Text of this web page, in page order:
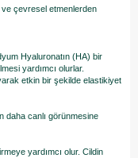
çevresel etmenlerden
Hyaluronatın (HA) bir
yardımcı olurlar.
etkin bir şekilde elastikiyet
daha canlı görünmesine
yardımcı olur. Cildin